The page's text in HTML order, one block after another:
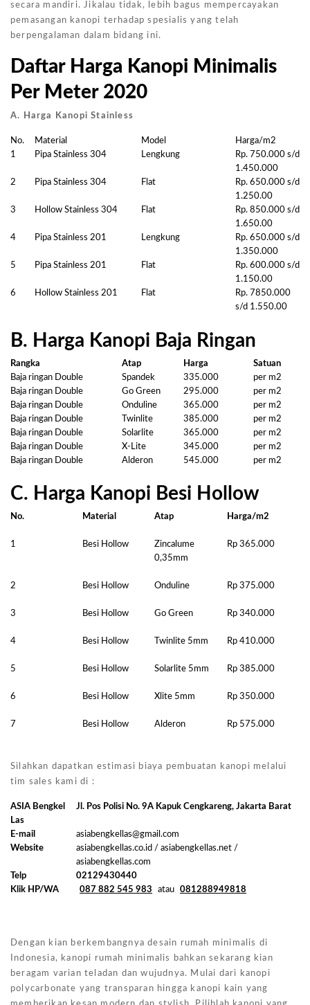
secara mandiri. Jikalau tidak, lebih bagus mempercayakan
pemasangan kanopi terhadap spesialis yang telah
berpengalaman dalam bidang ini.
Daftar Harga Kanopi Minimalis
Per Meter 2020
A. Harga Kanopi Stainless
No. Material Model
Harga/m2
1
Pipa Stainless 304 Lengkung
Rp. 750.000 s/d
1.450.000
2
Pipa Stainless 304 Flat
Rp. 650.000 s/d
1.250.00
3
Hollow Stainless 304 Flat
Rp. 850.000 s/d
1.650.00
4
Pipa Stainless 201 Lengkung
Rp. 650.000 s/d
1.350.000
5
Pipa Stainless 201 Flat
Rp. 600.000 s/d
1.150.00
6
Hollow Stainless 201 Flat
Rp. 7850.000
s/d 1.550.00
B. Harga Kanopi Baja Ringan
Rangka Atap Harga
Satuan
Baja ringan Double
Spandek 335.000
per m2
Baja ringan Double
Go Green 295.000
per m2
Baja ringan Double
Onduline 365.000
per m2
Baja ringan Double
Twinlite 385.000
per m2
Baja ringan Double
Solarlite 365.000
per m2
Baja ringan Double
X-Lite 345.000
per m2
Baja ringan Double
Alderon 545.000 per m2
C. Harga Kanopi Besi Hollow
No. Material Atap Harga/m2
1 Besi Hollow
Zincalume
0,35mm
Rp 365.000
2 Besi Hollow Onduline Rp 375.000
3 Besi Hollow Go Green Rp 340.000
4 Besi Hollow Twinlite 5mm Rp 410.000
5 Besi Hollow Solarlite 5mm Rp 385.000
6 Besi Hollow Xlite 5mm Rp 350.000
7 Besi Hollow Alderon Rp 575.000
Silahkan dapatkan estimasi biaya pembuatan kanopi melalui
tim sales kami di :
ASIA Bengkel
Las
Jl. Pos Polisi No. 9A Kapuk Cengkareng, Jakarta Barat
E-mail
asiabengkellas@gmail.com
Website
asiabengkellas.co.id / asiabengkellas.net /
asiabengkellas.com
Telp
02129430440
Klik HP/WA
087 882 545 983 atau 081288949818
Dengan kian berkembangnya desain rumah minimalis di
Indonesia, kanopi rumah minimalis bahkan sekarang kian
beragam varian teladan dan wujudnya. Mulai dari kanopi
polycarbonate yang transparan hingga kanopi kain yang